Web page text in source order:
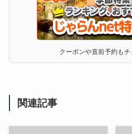
クーポンや直前予約も
関連記事